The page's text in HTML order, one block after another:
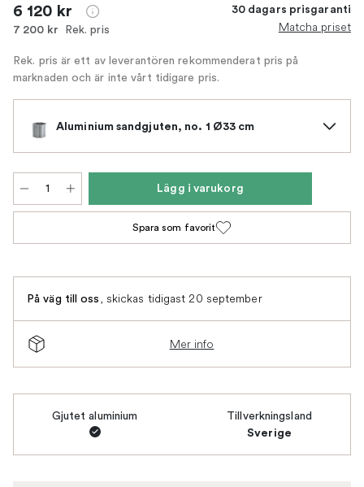
6 120 kr
7 200 kr Rek. pris
30 dagars prisgaranti
Matcha priset
Rek. pris är ett av leverantören rekommenderat pris på
marknaden och är inte vårt tidigare pris.
Aluminium sandgjuten, no. 1 Ø33 cm
Lägg i varukorg
Spara som favorit
På väg till oss , skickas tidigast 20 september
Mer info
Gjutet aluminium Tillverkningsland
Sverige